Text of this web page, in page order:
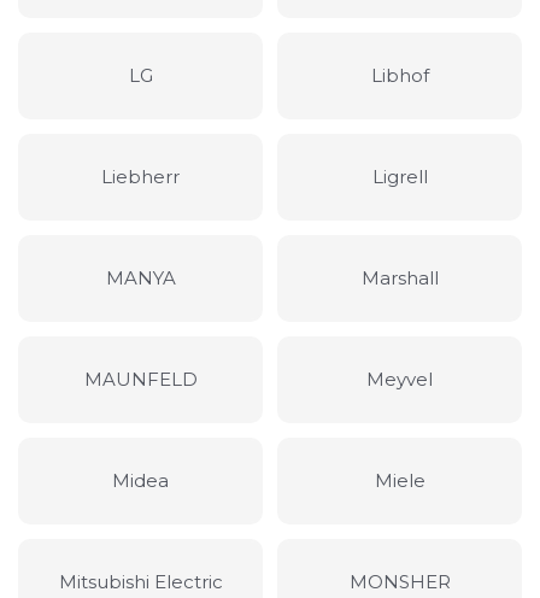
LG Libhof
Liebherr Ligrell
MANYA Marshall
MAUNFELD Meyvel
Midea Miele
Mitsubishi Electric MONSHER